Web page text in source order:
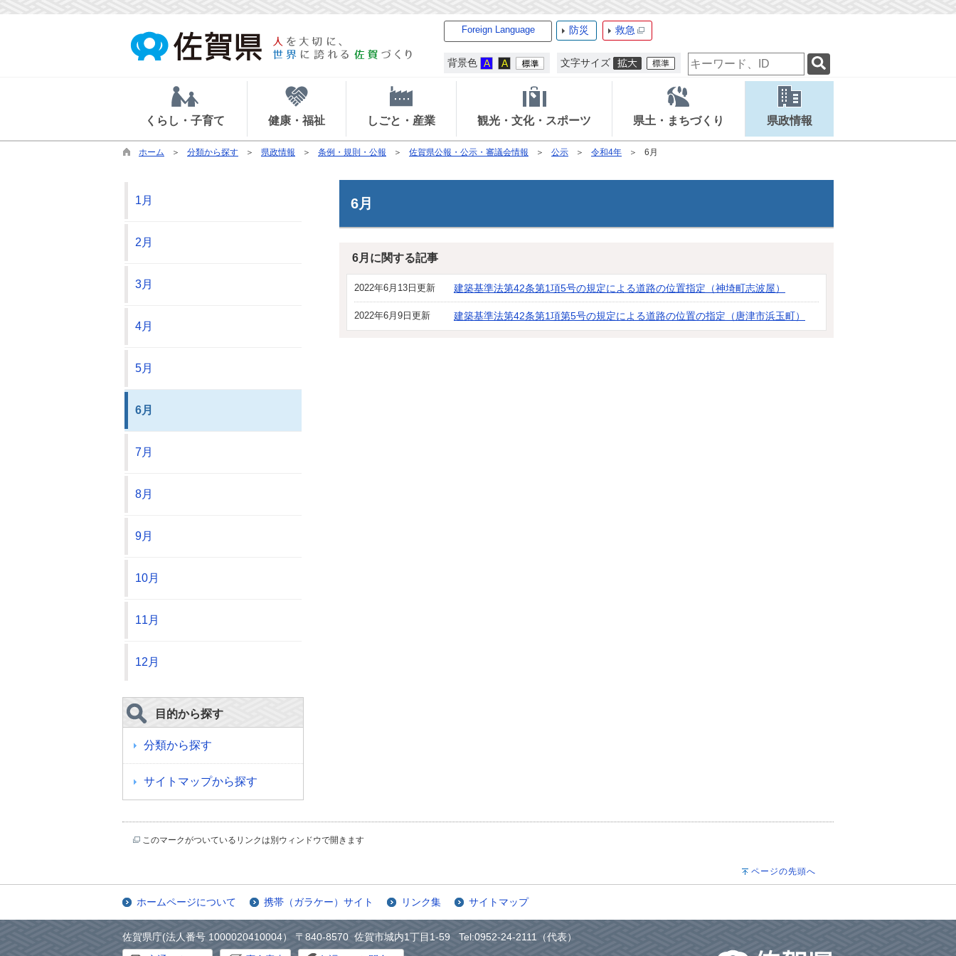
Foreign Language 防災 救急
背景色 文字サイズ
検
索
ー
ー
ド
くらし・子育て 健康・福祉 しごと・産業 観光・文化・スポーツ 県土・まちづくり 県政情報
ホーム 分類から探す 県政情報 条例・規則・公報 佐賀県公報・公示・審議会情報 公示 令和4年 6月
6月
6月に関する記事
2022年6月13日更新 建築基準法第42条第1項5号の規定による道路の位置指定（神埼町志波屋）
2022年6月9日更新 建築基準法第42条第1項第5号の規定による道路の位置の指定（唐津市浜玉町）
1月
2月
3月
4月
5月
6月
7月
8月
9月
10月
11月
12月
目的から探す
分類から探す
サイトマップから探す
このマークがついているリンクは別ウィンドウで開きます
ページの先頭へ
ホームページについて 携帯（ガラケー）サイト リンク集 サイトマップ
佐賀県庁(法人番号 1000020410004） 〒840-8570 佐賀市城内1丁目1-59 Tel:0952-24-2111（代表）